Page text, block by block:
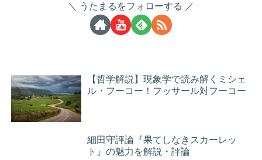
うたまるをフォローする
【哲学解説】現象学で読み解くミシェ
ル・フーコー！フッサール対フーコー
細田守評論『果てしなきスカーレッ
ト』の魅力を解説・評論